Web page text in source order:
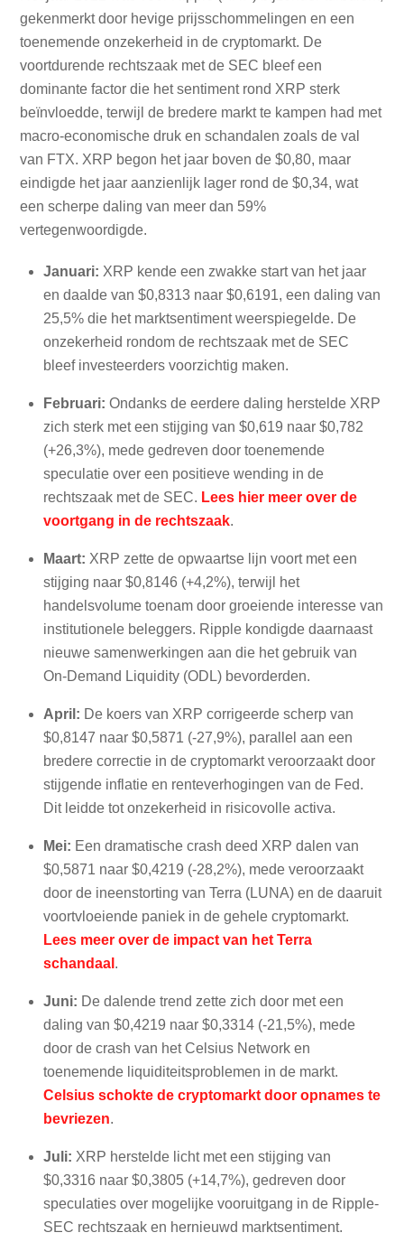
gekenmerkt door hevige prijsschommelingen en een
toenemende onzekerheid in de cryptomarkt. De
voortdurende rechtszaak met de SEC bleef een
dominante factor die het sentiment rond XRP sterk
beïnvloedde, terwijl de bredere markt te kampen had met
macro-economische druk en schandalen zoals de val
van FTX. XRP begon het jaar boven de $0,80, maar
eindigde het jaar aanzienlijk lager rond de $0,34, wat
een scherpe daling van meer dan 59%
vertegenwoordigde.
Januari: XRP kende een zwakke start van het jaar
en daalde van $0,8313 naar $0,6191, een daling van
25,5% die het marktsentiment weerspiegelde. De
onzekerheid rondom de rechtszaak met de SEC
bleef investeerders voorzichtig maken.
Februari: Ondanks de eerdere daling herstelde XRP
zich sterk met een stijging van $0,619 naar $0,782
(+26,3%), mede gedreven door toenemende
speculatie over een positieve wending in de
rechtszaak met de SEC. Lees hier meer over de
voortgang in de rechtszaak.
Maart: XRP zette de opwaartse lijn voort met een
stijging naar $0,8146 (+4,2%), terwijl het
handelsvolume toenam door groeiende interesse van
institutionele beleggers. Ripple kondigde daarnaast
nieuwe samenwerkingen aan die het gebruik van
On-Demand Liquidity (ODL) bevorderden.
April: De koers van XRP corrigeerde scherp van
$0,8147 naar $0,5871 (-27,9%), parallel aan een
bredere correctie in de cryptomarkt veroorzaakt door
stijgende inflatie en renteverhogingen van de Fed.
Dit leidde tot onzekerheid in risicovolle activa.
Mei: Een dramatische crash deed XRP dalen van
$0,5871 naar $0,4219 (-28,2%), mede veroorzaakt
door de ineenstorting van Terra (LUNA) en de daaruit
voortvloeiende paniek in de gehele cryptomarkt.
Lees meer over de impact van het Terra
schandaal .
Juni: De dalende trend zette zich door met een
daling van $0,4219 naar $0,3314 (-21,5%), mede
door de crash van het Celsius Network en
toenemende liquiditeitsproblemen in de markt.
Celsius schokte de cryptomarkt door opnames te
bevriezen.
Juli: XRP herstelde licht met een stijging van
$0,3316 naar $0,3805 (+14,7%), gedreven door
speculaties over mogelijke vooruitgang in de Ripple-
SEC rechtszaak en hernieuwd marktsentiment.